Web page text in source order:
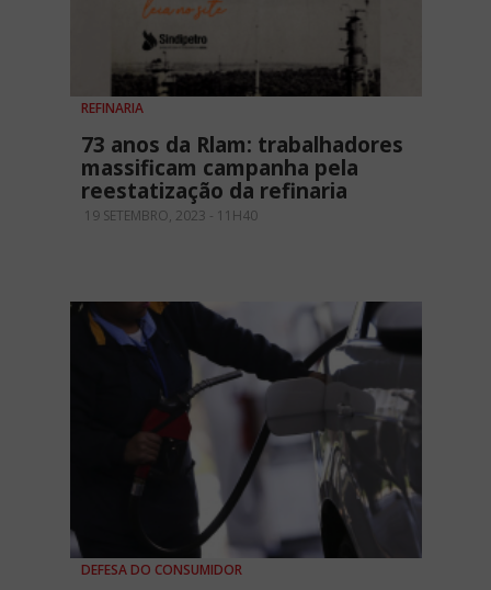
REFINARIA
73 anos da Rlam: trabalhadores
massificam campanha pela
reestatização da refinaria
19 SETEMBRO, 2023 - 11H40
DEFESA DO CONSUMIDOR